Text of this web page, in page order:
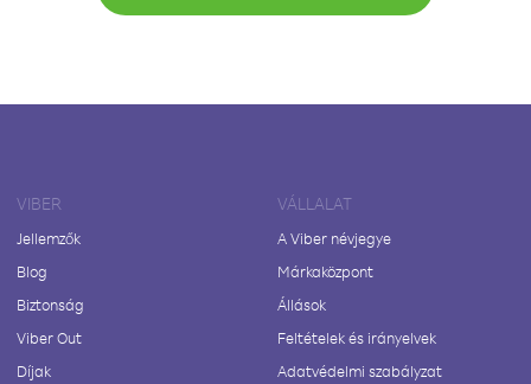
VIBER
Jellemzők
Blog
Biztonság
Viber Out
Díjak
VÁLLALAT
A Viber névjegye
Márkaközpont
Állások
Feltételek és irányelvek
Adatvédelmi szabályzat